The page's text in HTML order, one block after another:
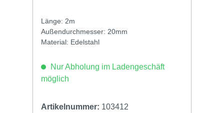
Länge: 2m
Außendurchmesser: 20mm
Material: Edelstahl
Nur Abholung im Ladengeschäft
möglich
Artikelnummer: 103412